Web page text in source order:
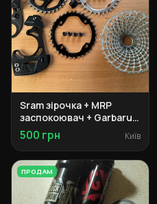
Sram зірочка + MRP
заспокоювач + Garbaruk
касета + Burgtec педалі
500 грн Київ
ПРОДАМ